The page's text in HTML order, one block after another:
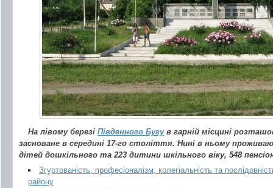
На лівому березі Південного Бугув гарній місцині
засноване в середині 17-го століття. Нині в ньому
дітей дошкільного та 223 дитини шкільного віку, 548
Згуртованість, професіоналізм, колегіальність та
району